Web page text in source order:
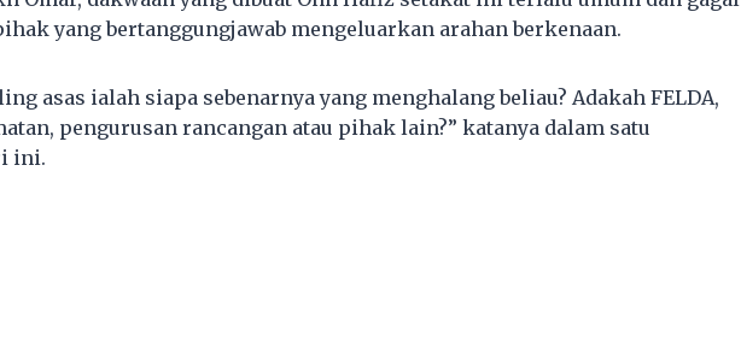
yang bertanggungjawab mengeluarkan arahan berkenaan.
asas ialah siapa sebenarnya yang menghalang beliau? Adakah FELDA,
pengurusan rancangan atau pihak lain?” katanya dalam satu
ini.